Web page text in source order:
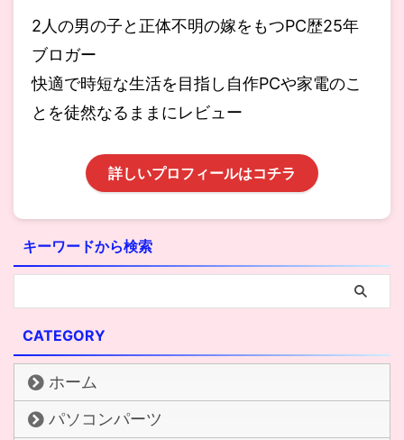
2人の男の子と正体不明の嫁をもつPC歴25年
ブロガー
快適で時短な生活を目指し自作PCや家電のこ
とを徒然なるままにレビュー
詳しいプロフィールはコチラ
キーワードから検索
CATEGORY
ホーム
パソコンパーツ